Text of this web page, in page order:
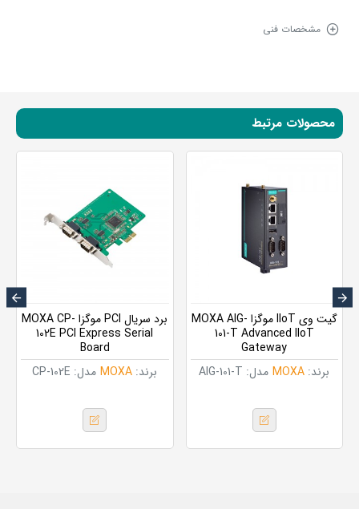
مشخصات فنی
محصولات مرتبط
برند: MOXA مدل: AIG-101-T
گیت وی IIoT موگزا MOXA AIG-
101-T Advanced IIoT
Gateway
برند: MOXA مدل: CP-102E
برد سریال PCI موگزا MOXA CP-
102E PCI Express Serial
Board